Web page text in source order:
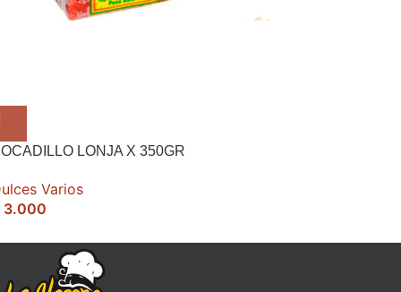
LONJA X 350GR
Varios
3.000